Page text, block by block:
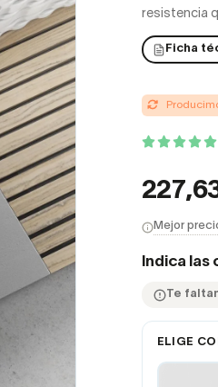
resistencia
Ficha
Mejor
Indica
Te
ELIGE